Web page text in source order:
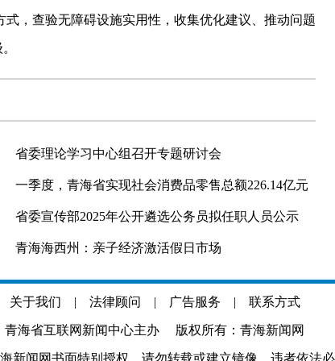
，查验无障碍设施实用性，收集优化建议、推动问题
省委理论学习中心组召开专题研讨会
一季度，青海省实现社会消费品零售总额226.14亿元
省委宣传部2025年公开遴选公务员拟任职人员公示
青海海西州：亲子经济激活假日市场
关于我们 | 法律顾问 | 广告服务 | 联系方式
青海省互联网新闻中心主办 版权所有：青海新闻网
新闻网书面特别授权，请勿转载或建立镜像，违者依法